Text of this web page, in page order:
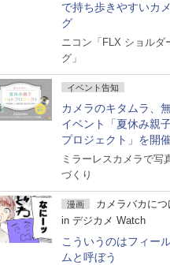
で持ち歩きやすいカ
グ
ニコン「FLX ショルダ
グ」
イベント告知
カメラのキタムラ、
イベント「夏休み親
プロジェクト」を開
ミラーレスカメラで写
づくり
漫画
カメラバカに
in デジカメ Watch
こういうのはフィー
ムと呼ぼう